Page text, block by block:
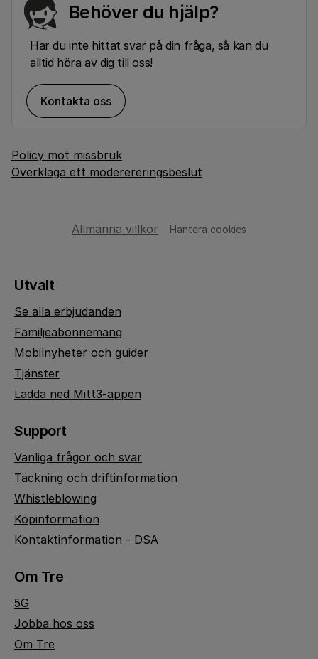
Behöver du hjälp?
Har du inte hittat svar på din fråga, så kan du
alltid höra av dig till oss!
Kontakta oss
Policy mot missbruk
Överklaga ett moderereringsbeslut
Allmänna villkor Hantera cookies
Utvalt
Se alla erbjudanden
Familjeabonnemang
Mobilnyheter och guider
Tjänster
Ladda ned Mitt3-appen
Support
Vanliga frågor och svar
Täckning och driftinformation
Whistleblowing
Köpinformation
Kontaktinformation - DSA
Om Tre
5G
Jobba hos oss
Om Tre